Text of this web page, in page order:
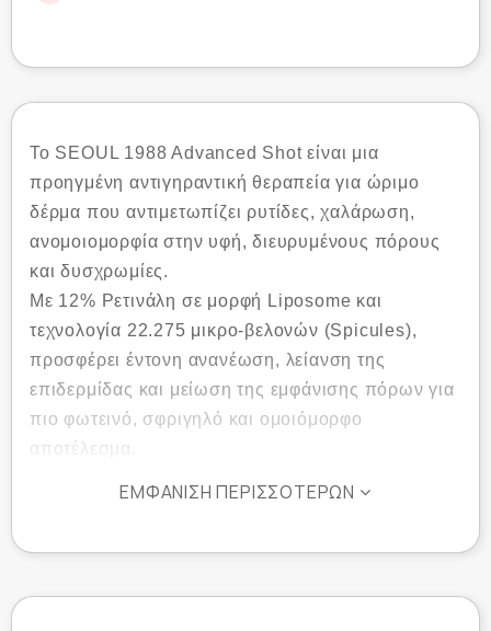
Το SEOUL 1988 Advanced Shot είναι μια
προηγμένη αντιγηραντική θεραπεία για ώριμο
δέρμα που αντιμετωπίζει ρυτίδες, χαλάρωση,
ανομοιομορφία στην υφή, διευρυμένους πόρους
και δυσχρωμίες.
Με 12% Ρετινάλη σε μορφή Liposome και
τεχνολογία 22.275 μικρο-βελονών (Spicules),
προσφέρει έντονη ανανέωση, λείανση της
επιδερμίδας και μείωση της εμφάνισης πόρων για
πιο φωτεινό, σφριγηλό και ομοιόμορφο
αποτέλεσμα.
Η σύνθεση εμπλουτίζεται με εκχύλισμα μαύρου
της κολλαγονογένεσης, ενυδάτωση και
ΕΜΦΆΝΙΣΗ ΠΕΡΙΣΣΌΤΕΡΩΝ